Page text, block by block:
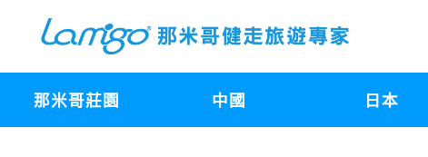
那米哥莊園 中國 日本